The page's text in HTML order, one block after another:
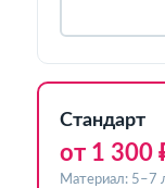
Стандарт
от 1 300
Материал: 5–7